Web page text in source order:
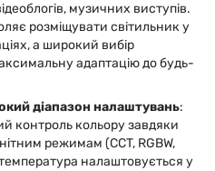
музичних виступів.
розміщувати світильник у
а широкий вибір
адаптацію до будь-
діапазон налаштувань:
контроль кольору завдяки
режимам (CCT, RGBW,
температура налаштовується у